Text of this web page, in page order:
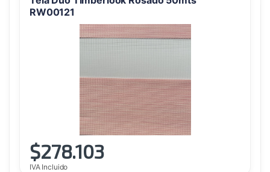
RW00121
$278.103
IVA Incluido